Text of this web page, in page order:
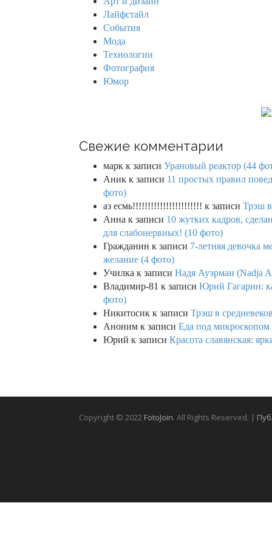
Лайфстайл
События
Мода
Технологии
Фотография
Юмор
Свежие комментарии
марк к записи Урановый реактор (44
Аник к записи 11 простых правил
фото)
аз есмь!!!!!!!!!!!!!!!!!!!!!!! к записи Трэш в
Анна к записи 10 жутких кадров,
для слабонервных! (10 фото)
Гражданин к записи 7-летняя девочка
желание (4 фото)
Училка к записи Надя Ауэрман (Nadja
Владимир-81 к записи Юрий Гагарин:
фото)
Никитосик к записи Трэш в
Аноним к записи Еда под микроскопом
Юрий к записи Красота славянская:
Copyright © 2022 FotoJoin. All Rights Reserved. |